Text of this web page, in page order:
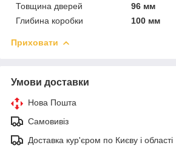
Товщина дверей
96 мм
Глибина коробки
100 мм
Приховати
Умови доставки
Нова Пошта
Самовивіз
Доставка кур'єром по Києву і області